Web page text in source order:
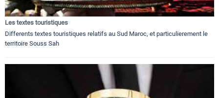
Les textes touristiques
Differents textes touristiques relatifs au Sud Maroc, et particulierement le
territoire Souss Sah